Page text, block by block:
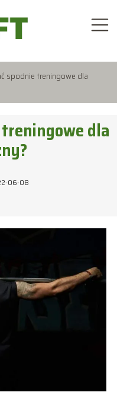
spodnie treningowe dla
dla
06-08